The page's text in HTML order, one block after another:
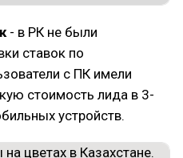
- в РК не были
ставок по
с ПК имели
стоимость лида в 3-
устройств.